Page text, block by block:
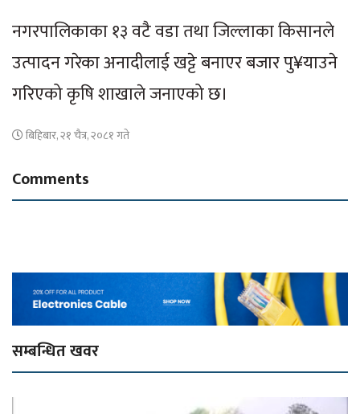
नगरपालिकाका १३ वटै वडा तथा जिल्लाका किसानले
उत्पादन गरेका अनादीलाई खट्टे बनाएर बजार पु¥याउने
गरिएको कृषि शाखाले जनाएको छ।
बिहिबार, २१ चैत्र, २०८१ गते
Comments
सम्बन्धित खवर